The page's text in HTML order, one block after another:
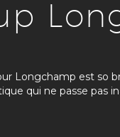
Longchamp est so
qui ne passe pas